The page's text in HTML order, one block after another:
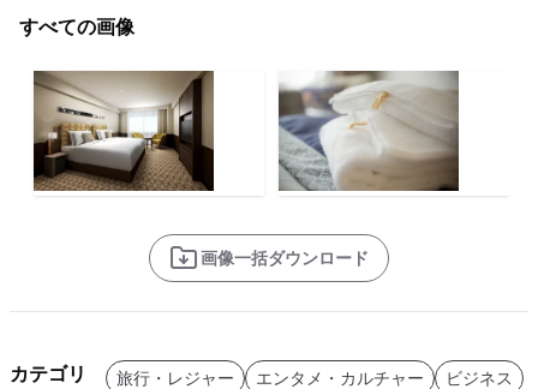
すべての画像
画像一括ダウンロード
カテゴリ 旅行・レジャー エンタメ・カルチャー ビジネス